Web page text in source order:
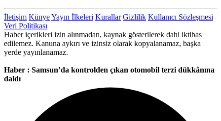
İletişim KünyeYayın İlkeleri Kurallar Gizlilik Kullanıcı Sözleşmesi
Veri Politikası
Haber içerikleri izin alınmadan, kaynak gösterilerek dahi iktibas
edilemez. Kanuna aykırı ve izinsiz olarak kopyalanamaz, başka
yerde yayınlanamaz.
Haber : Samsun’da kontrolden çıkan otomobil terzi dükkânına
daldı